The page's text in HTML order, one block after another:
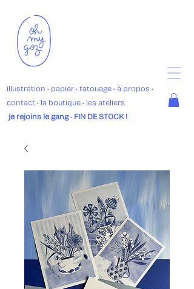
illustration • papier •tatouage•à propos •
contact• la boutique• les ateliers
je rejoins le gang• FIN DE STOCK !